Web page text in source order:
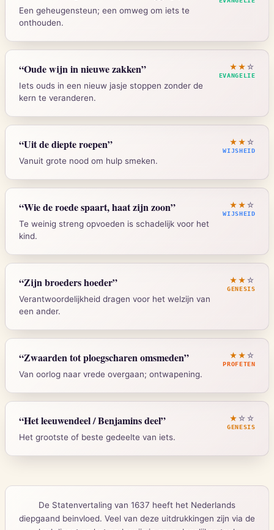
Een geheugensteun; een omweg om iets te
onthouden.
“Oude wijn in nieuwe zakken”
Iets ouds in een nieuw jasje stoppen zonder de
kern te veranderen.
★★ ☆
EVANGELIE
“Uit de diepte roepen”
Vanuit grote nood om hulp smeken.
★★ ☆
WIJSHEID
Strong's:
“Wie de roede spaart, haat zijn zoon”
Te weinig streng opvoeden is schadelijk voor het
kind.
★★ ☆
WIJSHEID
Strong's: H7626
“Zijn broeders hoeder”
Verantwoordelijkheid dragen voor het welzijn van
een ander.
★★ ☆
GENESIS
“Zwaarden tot ploegscharen omsmeden”
Van oorlog naar vrede overgaan; ontwapening.
★★ ☆
PROFETEN
“Het leeuwendeel / Benjamins deel”
Het grootste of beste gedeelte van iets.
★ ☆☆
GENESIS
Strong's: H4864
De Statenvertaling van 1637 heeft het Nederlands
diepgaand beinvloed. Veel van deze uitdrukkingen zijn via de